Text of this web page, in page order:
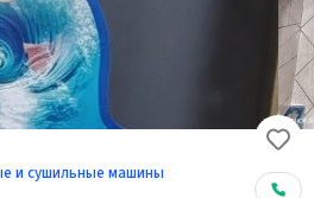
и сушильные машины